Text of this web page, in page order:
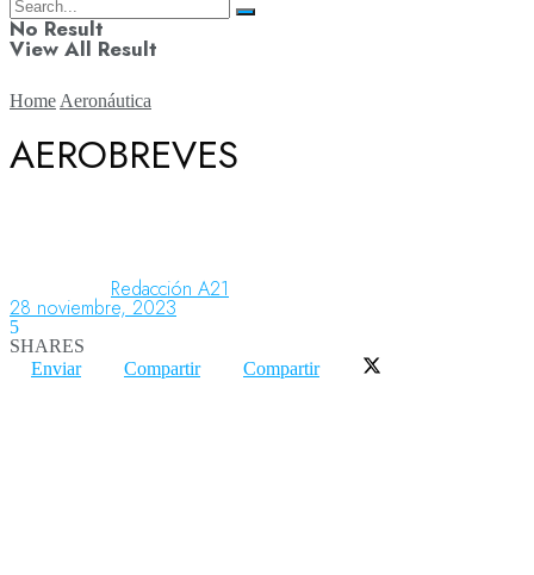
No Result
View All Result
Aeronáutica
Aeropuertos
Home Aeronáutica
AEROBREVES
Redacción A21
28 noviembre, 2023
5
SHARES
Enviar
Compartir Compartir